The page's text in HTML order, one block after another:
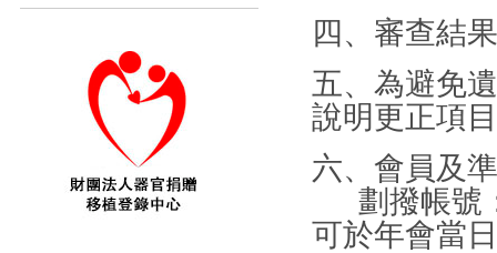
四、審查結
五、為避免
說明更正項
六、會員及
劃撥帳號
可於年會當